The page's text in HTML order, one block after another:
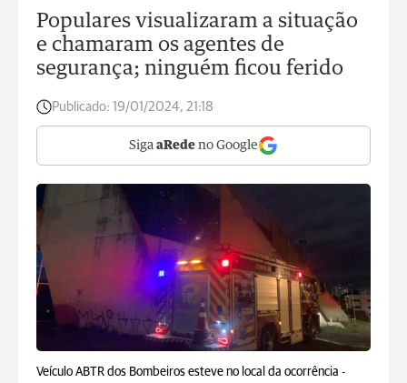
Populares visualizaram a situação
e chamaram os agentes de
segurança; ninguém ficou ferido
Publicado: 19/01/2024, 21:18
Siga aRede no Google
Veículo ABTR dos Bombeiros esteve no local da ocorrência -